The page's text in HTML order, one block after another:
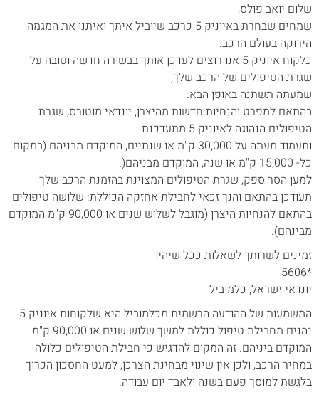
שלום יואב פולס,
שמחים שבחרת באיוניק 5 כרכב שיוביל איתך ואיתנו את המגמה
הירוקה בעולם הרכב.
כלקוח איוניק 5 אנו רוצים לעדכן אותך בבשורה חדשה וטובה על
שגרת הטיפולים של הרכב שלך,
שמעתה תשתנה באופן הבא:
בהתאם למפרט והנחיות חדשות מהיצרן, יונדאי מוטורס, שגרת
הטיפולים הנהוגה לאיוניק 5 מתעדכנת
ותעמוד מעתה על 30,000 ק"מ או שנתיים, המוקדם מבניהם (במקום
כל- 15,000 ק"מ או שנה, המוקדם מבניהם(.
למען הסר ספק, שגרת הטיפולים המצוינת בהזמנת הרכב שלך
תעודכן בהתאם והנך זכאי לחבילת אחזקה הכוללת: שלושה טיפולים
בהתאם להנחיות היצרן (מוגבל לשלוש שנים או 90,000 ק"מ המוקדם
מבינהם).
זמינים לשרותך לשאלות ככל שיהיו
*5606
יונדאי ישראל, כלמוביל
המשמעות של ההודעה הרשמית מכלמוביל היא שלקוחות איוניק 5
נהנים מחבילת טיפול כוללת למשך שלוש שנים או 90,000 ק"מ
המוקדם ביניהם. זה המקום להדגיש כי חבילת הטיפולים כלולה
במחיר הרכב, ולכן אין שינוי מבחינת הצרכן, למעט החסכון הכרוך
בלגשת למוסך פעם בשנה ולאבד יום עבודה.